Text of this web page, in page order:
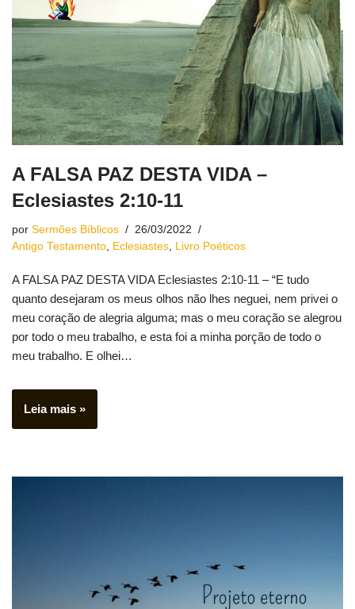
A FALSA PAZ DESTA VIDA –
Eclesiastes 2:10-11
por Sermões Bíblicos
26/03/2022
Antigo Testamento, Eclesiastes, Livro Poéticos
A FALSA PAZ DESTA VIDA Eclesiastes 2:10-11 – “E tudo
quanto desejaram os meus olhos não lhes neguei, nem privei o
meu coração de alegria alguma; mas o meu coração se alegrou
por todo o meu trabalho, e esta foi a minha porção de todo o
meu trabalho. E olhei…
Leia mais »